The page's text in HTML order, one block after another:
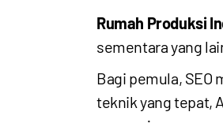
Rumah Produksi
sementara yang
Bagi pemula, SEO
teknik yang tepat,